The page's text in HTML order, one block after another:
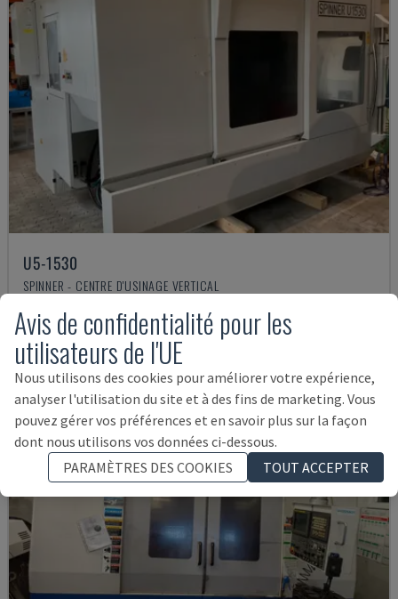
U5-1530
SPINNER - CENTRE D'USINAGE VERTICAL
Avis de confidentialité pour les
utilisateurs de l'UE
Nous utilisons des cookies pour améliorer votre expérience,
analyser l'utilisation du site et à des fins de marketing. Vous
pouvez gérer vos préférences et en savoir plus sur la façon
dont nous utilisons vos données ci-dessous.
PARAMÈTRES DES COOKIES
TOUT ACCEPTER